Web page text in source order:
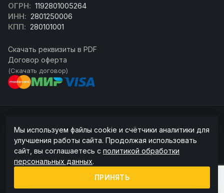
ОГРН: 1192801005264
ИНН: 2801250006
КПП: 280101001
Скачать реквизиты в PDF
Договор оферта
(Скачать договор)
ссылка на источник обязательна.
Информация на сайте не является публичной офертой (ст. 437 ГК РФ).
Точную стоимость и наличие уточняйте у менеджера.
Политика конфиденциальности
Пользовательское соглашение
Мы используем файлы cookie и счётчики аналитики для
улучшения работы сайта. Продолжая использовать
сайт, вы соглашаетесь с политикой обработки
персональных данных.
ПРИНЯТЬ